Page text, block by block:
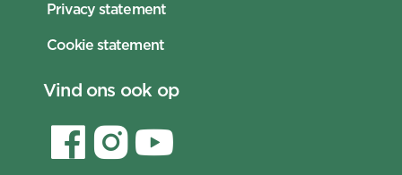
Privacy statement
Cookie statement
Vind ons ook op